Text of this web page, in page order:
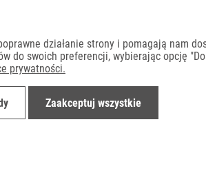
Dostawa
działanie strony i pomagają nam
do swoich preferencji, wybierając opcję
prywatności.
Zaakceptuj wszystkie